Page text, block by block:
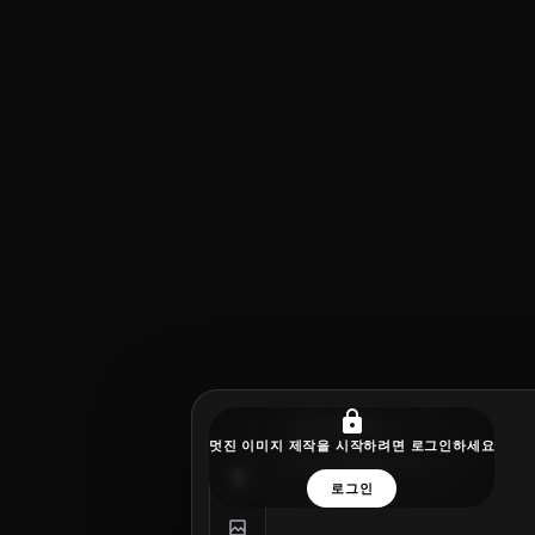
주요 캐릭터
멋진 이미지 제작을 시작하려면 로그인하세요
로그인